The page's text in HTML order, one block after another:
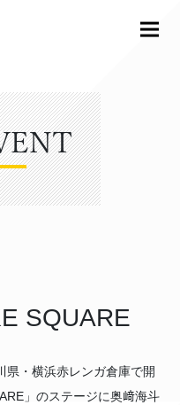
SQUARE
・横浜赤レンガ倉庫で開
」のステージに奥﨑海斗